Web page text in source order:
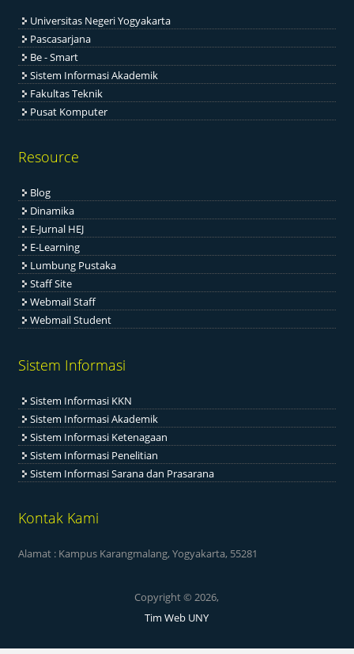
Universitas Negeri Yogyakarta
Pascasarjana
Be - Smart
Sistem Informasi Akademik
Fakultas Teknik
Pusat Komputer
Resource
Blog
Dinamika
E-Jurnal HEJ
E-Learning
Lumbung Pustaka
Staff Site
Webmail Staff
Webmail Student
Sistem Informasi
Sistem Informasi KKN
Sistem Informasi Akademik
Sistem Informasi Ketenagaan
Sistem Informasi Penelitian
Sistem Informasi Sarana dan Prasarana
Kontak Kami
Alamat : Kampus Karangmalang, Yogyakarta, 55281
Copyright © 2026,
Tim Web UNY